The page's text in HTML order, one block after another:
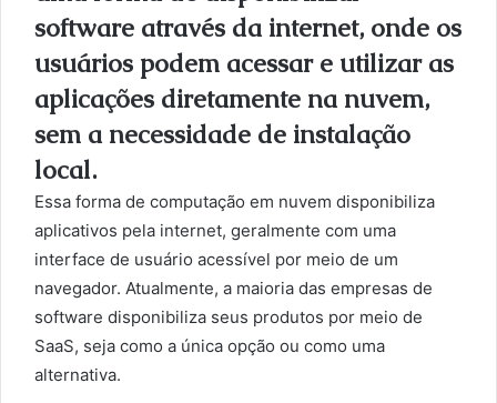
software através da internet, onde os
usuários podem acessar e utilizar as
aplicações diretamente na nuvem,
sem a necessidade de instalação
local.
Essa forma de computação em nuvem disponibiliza
aplicativos pela internet, geralmente com uma
interface de usuário acessível por meio de um
navegador. Atualmente, a maioria das empresas de
software disponibiliza seus produtos por meio de
SaaS, seja como a única opção ou como uma
alternativa.